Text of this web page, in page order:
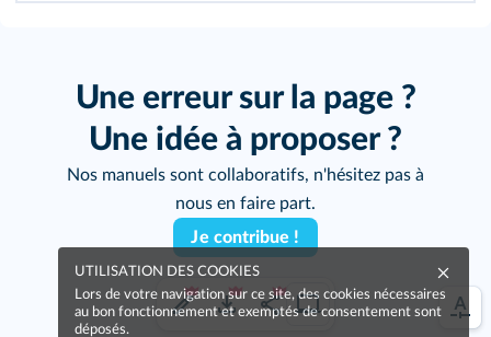
Une erreur sur la page ?
Une idée à proposer ?
Nos manuels sont collaboratifs, n'hésitez pas à
nous en faire part.
Je contribue !
UTILISATION DES COOKIES
Lors de votre navigation sur ce site, des cookies nécessaires
au bon fonctionnement et exemptés de consentement sont
déposés.